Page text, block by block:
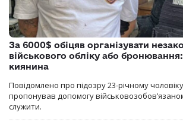
За 6000$ обіцяв організувати
військового обліку або
киянина
Повідомлено про підозру 23-річному
пропонував допомогу
служити.